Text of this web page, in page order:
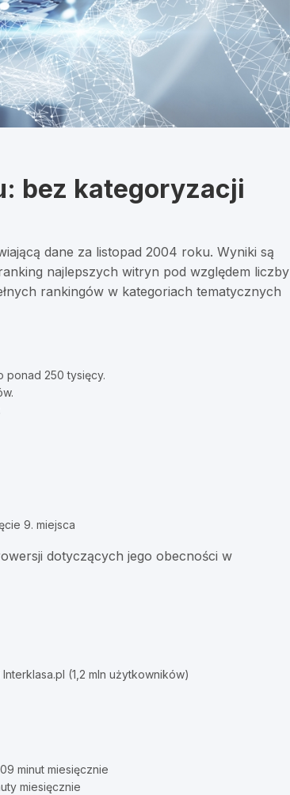
bez kategoryzacji
dane za listopad 2004 roku. Wyniki są
najlepszych witryn pod względem liczby
rankingów w kategoriach tematycznych
ponad 250 tysięcy.
9. miejsca
dotyczących jego obecności w
(1,2 mln użytkowników)
minut miesięcznie
miesięcznie